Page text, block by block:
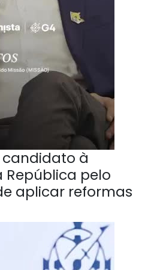
candidato à
República pelo
aplicar reformas